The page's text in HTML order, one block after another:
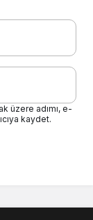
üzere adımı, e-
kaydet.